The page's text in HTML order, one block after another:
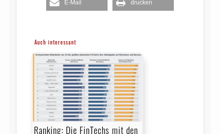
E-Mail drucken
Auch interessant
Ranking: Die FinTechs mit den